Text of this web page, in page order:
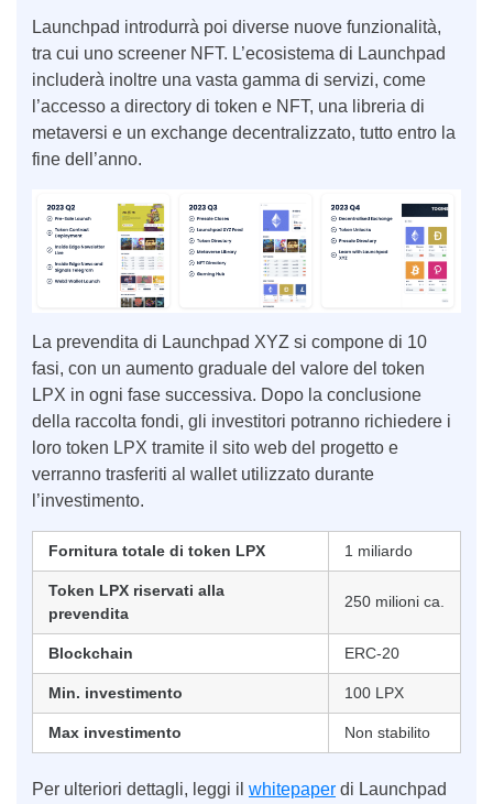
Launchpad introdurrà poi diverse nuove funzionalità,
tra cui uno screener NFT. L’ecosistema di Launchpad
includerà inoltre una vasta gamma di servizi, come
l’accesso a directory di token e NFT, una libreria di
metaversi e un exchange decentralizzato, tutto entro la
fine dell’anno.
La prevendita di Launchpad XYZ si compone di 10
fasi, con un aumento graduale del valore del token
LPX in ogni fase successiva. Dopo la conclusione
della raccolta fondi, gli investitori potranno richiedere i
loro token LPX tramite il sito web del progetto e
verranno trasferiti al wallet utilizzato durante
l’investimento.
Fornitura totale di token LPX 1 miliardo
Token LPX riservati alla
prevendita
250 milioni ca.
Blockchain ERC-20
Min. investimento 100 LPX
Max investimento Non stabilito
Per ulteriori dettagli, leggi il whitepaper di Launchpad